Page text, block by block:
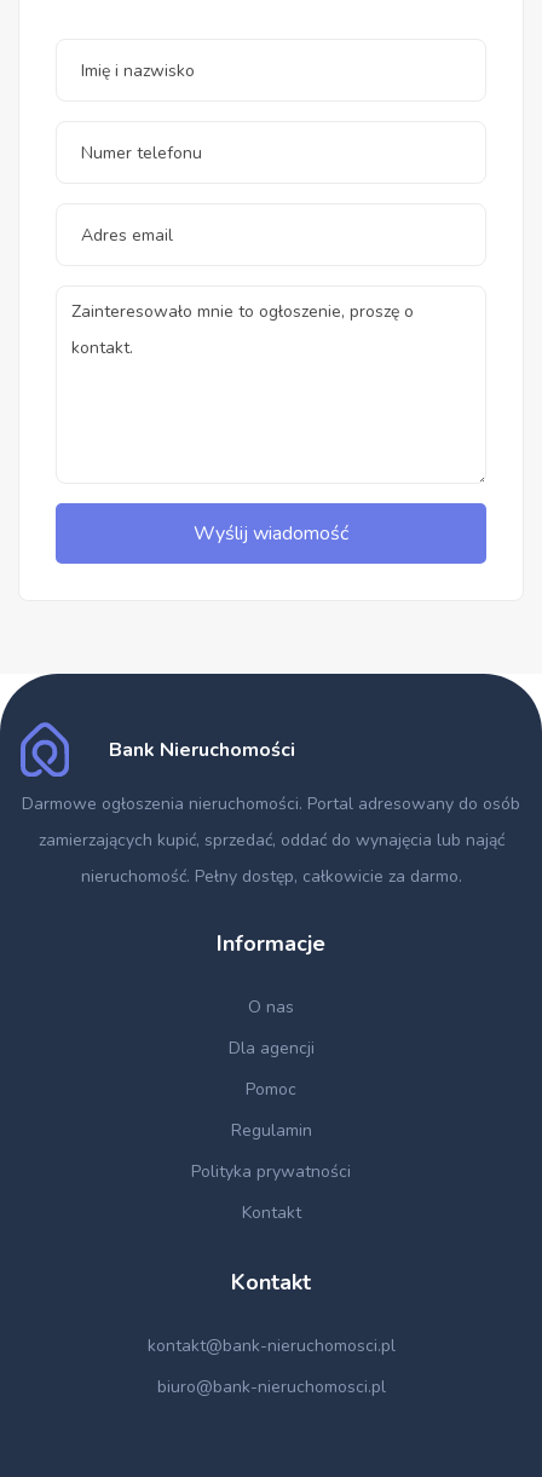
Wyślij wiadomość
Bank Nieruchomości
Darmowe ogłoszenia nieruchomości. Portal adresowany do osób
zamierzających kupić, sprzedać, oddać do wynajęcia lub nająć
nieruchomość. Pełny dostęp, całkowicie za darmo.
Informacje
O nas
Dla agencji
Pomoc
Regulamin
Polityka prywatności
Kontakt
Kontakt
kontakt@bank-nieruchomosci.pl
biuro@bank-nieruchomosci.pl